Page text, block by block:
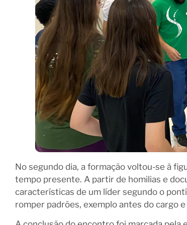
No segundo dia, a formação voltou-se à
tempo presente. A partir de homilias e
características de um líder segundo o
romper padrões, exemplo antes do cargo